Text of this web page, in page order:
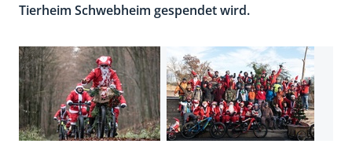
Tierheim Schwebheim gespendet wird.